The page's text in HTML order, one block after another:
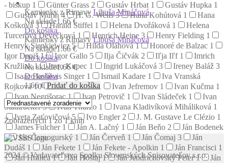
- biskup 1 Günter Grass 2 Gustáv Hrbat 1 Gustáv Hupka 1
Gustáv Murín4 H. G. Wells5 Hana Kohútová 1
Hana
Košková3 Harald Stiffel 1 Helena Dvořáková 1
Helena
Turcerová Devečková 1 Henrich Heine 3 Henry Fielding 1
Henryk Sienkiewicz 5 Hilda Oláhová1 Honoré de Balzac 1
Igor Daniš1 Igor Gallo 5 Ilja Čičvák 2 Iľja Iľf 1
Imrich
Kružliak1 Imro Kupec 1 Ingrid Lukáčová 3 Ireney Baláž 3
Isaac Bashevis Singer 1 Ismail Kadare 1
Iva Vranská
Rojková10 Ivan Izakovič1 Ivan Jefremov 1 Ivan Kučma 1
Ivan Negrišorac1 Ivan Petrovič 1 Ivan Sládeček 1
Ivan
Stadtrucker3 Ivan Thurzo 1 Ivana Kladivíková Miháliková 1
Iveta Zaťovičová5 Ivo Engler 2 J. M. Gustave Le Clézio 1
James Fulcher 1 Ján A. Lačný 1 Ján Beňo 2
Ján Bodenek
1
Ján Čarnogurský 1 Ján Červeň 1 Ján Čomaj 3
Ján
Dudáš 1 Ján Fekete 1 Ján Fekete - Apolkin 1 Ján Francisci 1
Ján Hnilica1 Ján Hoštaj1 Ján Jendrichovský Peter1
Ján
Kamienky z Rimavy Libuša Mináčová
Na sklade1.66 €
Do košíka
Kamienky z Rimavy Libuša Mináčová
Na sklade1.66 €
Do košíka
Na sklade1.66 €
Do košíka
1.66€ Pridať do košíka
Zobrazených 1 zo 1 kníh
2024 © Vydavateľstvo Spolku Slovenských Spisovateľov s.r.o.